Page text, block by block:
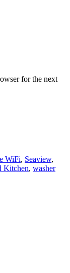
for the next
WiFi, Seaview,
Kitchen, washer